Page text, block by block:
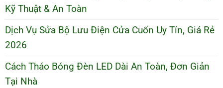
Kỹ Thuật & An Toàn
Dịch Vụ Sửa Bộ Lưu Điện Cửa Cuốn Uy Tín, Giá Rẻ
2026
Cách Tháo Bóng Đèn LED Dài An Toàn, Đơn Giản
Tại Nhà